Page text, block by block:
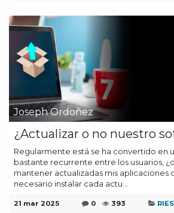
Joseph Ordoñez
¿Actualizar o no nuestro
Regularmente está se ha convertido en
bastante recurrente entre los usuarios,
mantener actualizadas mis aplicaciones
necesario instalar cada actu...
21 mar 2025 0 393